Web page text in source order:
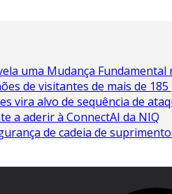
uma Mudança
de visitantes de mais de 185
vira alvo de sequência de
a aderir à ConnectAI da NIQ
de cadeia de